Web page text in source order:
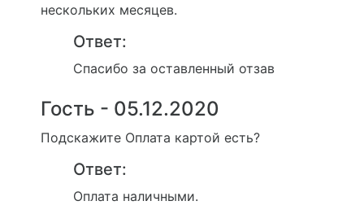
нескольких месяцев.
Ответ:
Спасибо за оставленный отзав
Гость - 05.12.2020
Подскажите Оплата картой есть?
Ответ:
Оплата наличными.